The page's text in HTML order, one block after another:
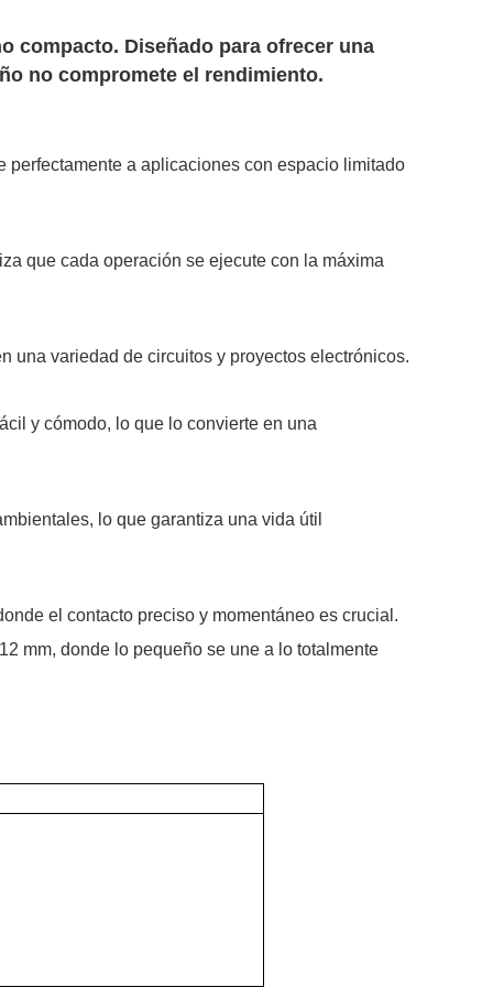
compacto. Diseñado para ofrecer una
no compromete el rendimiento.
a aplicaciones con espacio limitado
que cada operación se ejecute con la máxima
una variedad de circuitos y proyectos electrónicos.
y cómodo, lo que lo convierte en una
lo que garantiza una vida útil
el contacto preciso y momentáneo es crucial.
mm, donde lo pequeño se une a lo totalmente